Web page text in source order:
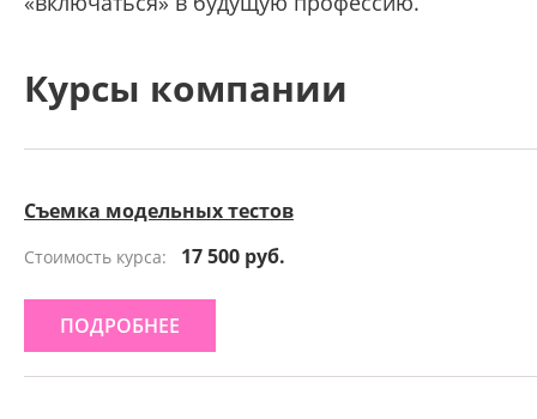
Курсы компании
Съемка модельных тестов
Стоимость курса: 17 500 руб.
ПОДРОБНЕЕ